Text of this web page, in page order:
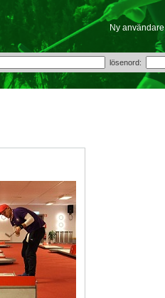
Ny användare
lösenord: